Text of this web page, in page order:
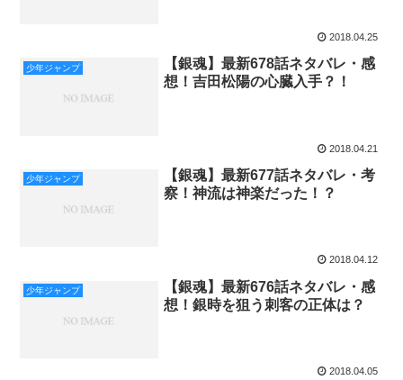
2018.04.25
少年ジャンプ
【銀魂】最新678話ネタバレ・感
想！吉田松陽の心臓入手？！
2018.04.21
少年ジャンプ
【銀魂】最新677話ネタバレ・考
察！神流は神楽だった！？
2018.04.12
少年ジャンプ
【銀魂】最新676話ネタバレ・感
想！銀時を狙う刺客の正体は？
2018.04.05